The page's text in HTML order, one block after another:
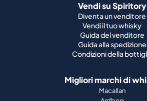
Vendi su Spiritory
Diventa un venditore
Vendi il tuo whisky
Guida del venditore
Guida alla spedizione
Condizioni della
Migliori marchi di
Macallan